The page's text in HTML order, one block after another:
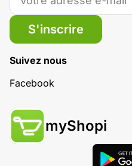
S'inscrire
Suivez nous
Facebook
myShopi